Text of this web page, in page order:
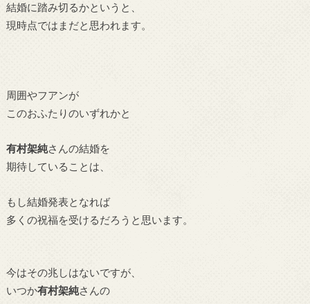
結婚に踏み切るかというと、
現時点ではまだと思われます。
周囲やフアンが
このおふたりのいずれかと
有村架純さんの結婚を
期待していることは、
もし結婚発表となれば
多くの祝福を受けるだろうと思います。
今はその兆しはないですが、
いつか有村架純さんの